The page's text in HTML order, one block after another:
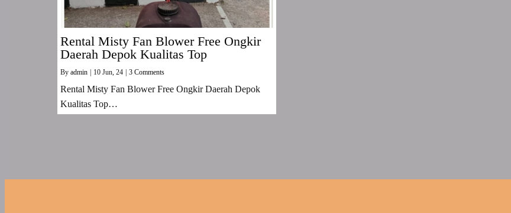
Rental Misty Fan Blower Free Ongkir
Daerah Depok Kualitas Top
By admin 10 Jun, 24 3 Comments
Rental Misty Fan Blower Free Ongkir Daerah Depok
Kualitas Top…